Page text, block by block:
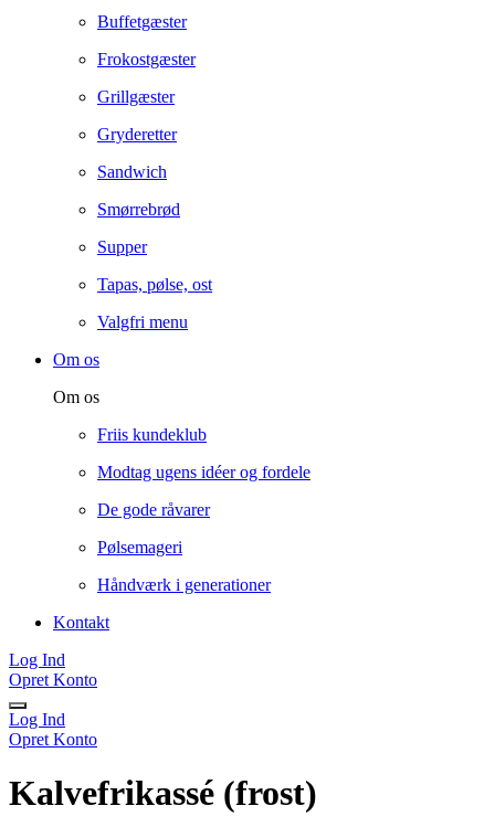
Buffetgæster
Frokostgæster
Grillgæster
Gryderetter
Sandwich
Smørrebrød
Supper
Tapas, pølse, ost
Valgfri menu
Om os
Om os
Friis kundeklub
Modtag ugens idéer og fordele
De gode råvarer
Pølsemageri
Håndværk i generationer
Kontakt
Log Ind
Opret Konto
Log Ind
Opret Konto
Kalvefrikassé (frost)